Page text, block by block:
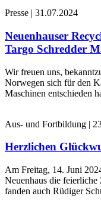
Presse | 31.07.2024
Neuenhauser
Targo Schredder
Wir freuen uns,
Norwegen sich für den
Maschinen entschieden
Aus- und Fortbildung |
Herzlichen
Am Freitag, 14. Juni
Neuenhaus die feierliche
fanden auch Rüdiger